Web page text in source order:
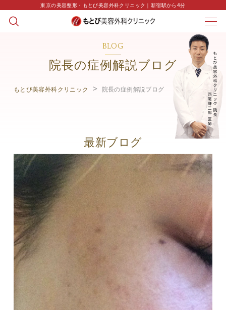
東京の美容整形・もとび美容外科クリニック｜新宿駅から4分
BLOG
院長の症例解説ブログ
もとび美容外科クリニック 院長の症例解説ブログ
最新ブログ